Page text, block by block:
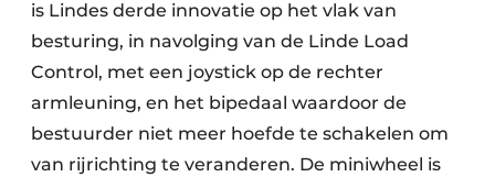
is Lindes derde innovatie op het vlak van
besturing, in navolging van de Linde Load
Control, met een joystick op de rechter
armleuning, en het bipedaal waardoor de
bestuurder niet meer hoefde te schakelen om
van rijrichting te veranderen. De miniwheel is